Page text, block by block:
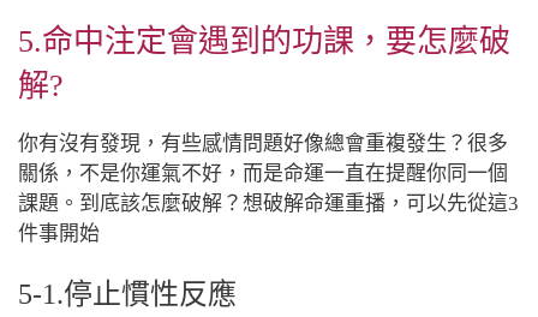
5.命中注定會遇到的功課 ， 要怎麼破
解?
你有沒有發現，有些感情問題好像總會重複發生？很多
關係，不是你運氣不好，而是命運一直在提醒你同一個
課題。到底該怎麼破解？想破解命運重播，可以先從這3
件事開始
5-1.停止慣性反應